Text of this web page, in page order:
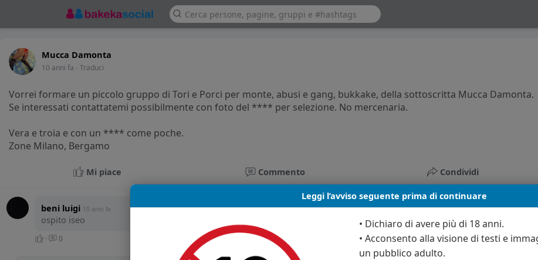
Mucca Damonta
10 anni fa - Traduci
Vorrei formare un piccolo gruppo di Tori e Porci per monte, abusi e gang, bukkake, della sottoscritta Mucca Damonta.
Se interessati contattatemi possibilmente con foto del **** per selezione. No mercenaria.
Vera e troia e con un **** come poche.
Zone Milano, Bergamo
Mi piace Commento Condividi
beni luigi 10 anni fa
ospito iseo
· 0
Leggi l’avviso seguente prima di continuare
• Dichiaro di avere più di 18 anni.
• Acconsento alla visione di testi e
un pubblico adulto.